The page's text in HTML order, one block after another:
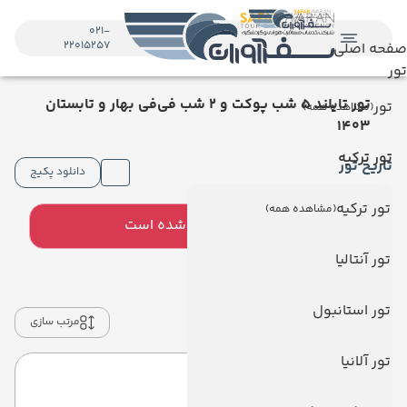
صفحه اصلی
تور
تور(مشاهده همه)
تور ترکیه
تور ترکیه(مشاهده همه)
تور آنتالیا
تور استانبول
تور آلانیا
021-
22015257
تور تایلند 5 شب پوکت و 2 شب فی‌فی بهار و تابستان
1403
تاریخ تور
دانلود پکیج
این تور منقضی شده است
انتخاب هتل و رزرو
فیلتر ها مرتب سازی